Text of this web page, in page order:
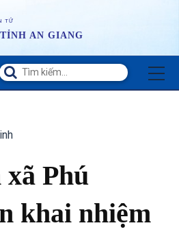
TỬ
AN GIANG
xã Phú
khai nhiệm